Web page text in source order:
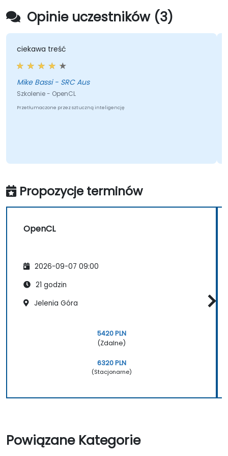
Opinie uczestników (3)
ciekawa treść
Mike Bassi - SRC Aus
Szkolenie - OpenCL
Przetłumaczone przez sztuczną inteligencję
Propozycje terminów
OpenCL
2026-09-07 09:00
21 godzin
Jelenia Góra
5420 PLN
(Zdalne)
6320 PLN
(Stacjonarne)
Powiązane Kategorie